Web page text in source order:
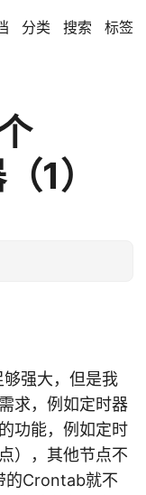
分类 搜索 标签
1）
强大，但是我
求，例如定时器
功能，例如定时
），其他节点不
的Crontab就不